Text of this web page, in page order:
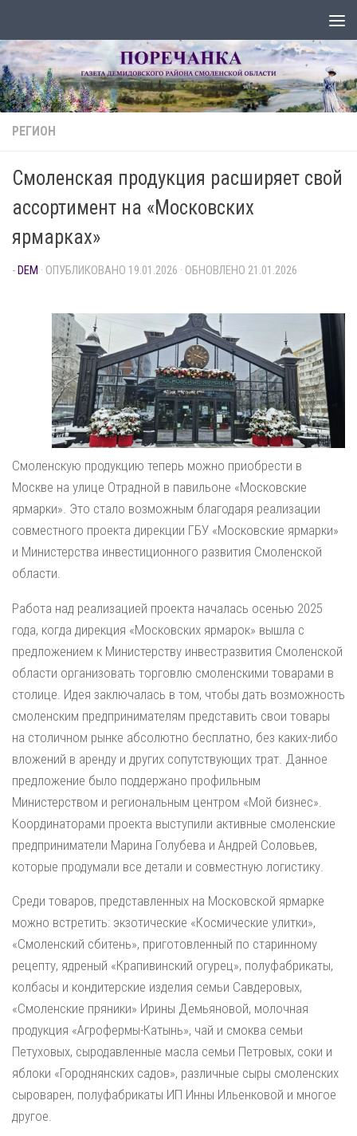
РЕГИОН
Смоленская продукция расширяет свой
ассортимент на «Московских
ярмарках»
-DEM · ОПУБЛИКОВАНО 19.01.2026 · ОБНОВЛЕНО 21.01.2026
Смоленскую продукцию теперь можно приобрести в
Москве на улице Отрадной в павильоне «Московские
ярмарки». Это стало возможным благодаря реализации
совместного проекта дирекции ГБУ «Московские ярмарки»
и Министерства инвестиционного развития Смоленской
области.
Работа над реализацией проекта началась осенью 2025
года, когда дирекция «Московских ярмарок» вышла с
предложением к Министерству инвестразвития Смоленской
области организовать торговлю смоленскими товарами в
столице. Идея заключалась в том, чтобы дать возможность
смоленским предпринимателям представить свои товары
на столичном рынке абсолютно бесплатно, без каких-либо
вложений в аренду и других сопутствующих трат. Данное
предложение было поддержано профильным
Министерством и региональным центром «Мой бизнес».
Координаторами проекта выступили активные смоленские
предприниматели Марина Голубева и Андрей Соловьев,
которые продумали все детали и совместную логистику.
Среди товаров, представленных на Московской ярмарке
можно встретить: экзотические «Космические улитки»,
«Смоленский сбитень», приготовленный по старинному
рецепту, ядреный «Крапивинский огурец», полуфабрикаты,
колбасы и кондитерские изделия семьи Савдеровых,
«Смоленские пряники» Ирины Демьяновой, молочная
продукция «Агрофермы-Катынь», чай и смоква семьи
Петуховых, сыродавленные масла семьи Петровых, соки и
яблоки «Городнянских садов», различные сыры смоленских
сыроварен, полуфабрикаты ИП Инны Ильенковой и многое
другое.